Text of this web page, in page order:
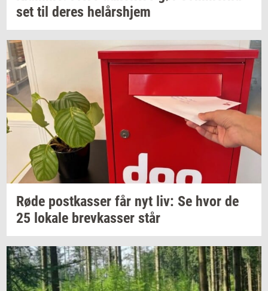
set til deres helårs­hjem
Røde po­st­kas­ser får nyt liv: Se hvor de
25 lo­ka­le brev­kas­ser står